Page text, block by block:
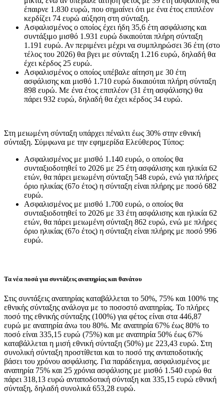
έπαιρνε 1.830 ευρώ, που σημαίνει ότι με ένα έτος επιπλέον
κερδίζει 74 ευρώ αύξηση στη σύνταξη.
Ασφαλισμένος ο οποίος έχει ήδη 35,6 έτη ασφάλισης και
συντάξιμο μισθό 1.931 ευρώ δικαιούται πλήρη σύνταξη
1.191 ευρώ. Αν περιμένει μέχρι να συμπληρώσει 36 έτη (στο
τέλος του 2026) θα βγει με σύνταξη 1.216 ευρώ, δηλαδή θα
έχει κέρδος 25 ευρώ.
Ασφαλισμένος ο οποίος υπέβαλε αίτηση με 30 έτη
ασφάλισης και μισθό 1.710 ευρώ δικαιούται πλήρη σύνταξη
898 ευρώ. Με ένα έτος επιπλέον (31 έτη ασφάλισης) θα
πάρει 932 ευρώ, δηλαδή θα έχει κέρδος 34 ευρώ.
Στη μειωμένη σύνταξη υπάρχει πέναλτι έως 30% στην εθνική
σύνταξη. Σύμφωνα με την εφημερίδα Ελεύθερος Τύπος:
Ασφαλισμένος με μισθό 1.140 ευρώ, ο οποίος θα
συνταξιοδοτηθεί το 2026 με 25 έτη ασφάλισης και ηλικία 62
ετών, θα πάρει μειωμένη σύνταξη 548 ευρώ, ενώ για πλήρες
όριο ηλικίας (67ο έτος) η σύνταξη είναι πλήρης με ποσό 682
ευρώ.
Ασφαλισμένος με μισθό 1.700 ευρώ, ο οποίος θα
συνταξιοδοτηθεί το 2026 με 33 έτη ασφάλισης και ηλικία 62
ετών, θα πάρει μειωμένη σύνταξη 862 ευρώ, ενώ με πλήρες
όριο ηλικίας (67ο έτος) η σύνταξη είναι πλήρης με ποσό 996
ευρώ.
Τα νέα ποσά για συντάξεις αναπηρίας και θανάτου
Στις συντάξεις αναπηρίας καταβάλλεται το 50%, 75% και 100% της
εθνικής σύνταξης ανάλογα με το ποσοστό αναπηρίας. Το πλήρες
ποσό της εθνικής σύνταξης (100%) για φέτος είναι στα 446,87
ευρώ με αναπηρία άνω του 80%. Με αναπηρία 67% έως 80% το
ποσό είναι 335,15 ευρώ (75%) και με αναπηρία 50% έως 67%
καταβάλλεται η μισή εθνική σύνταξη (50%) με 223,43 ευρώ. Στη
συνολική σύνταξη προστίθεται και το ποσό της ανταποδοτικής
βάσει του χρόνου ασφάλισης. Για παράδειγμα, ασφαλισμένος με
αναπηρία 75% και 25 χρόνια ασφάλισης με μισθό 1.540 ευρώ θα
πάρει 318,13 ευρώ ανταποδοτική σύνταξη και 335,15 ευρώ εθνική
σύνταξη, δηλαδή συνολικά 653,28 ευρώ.